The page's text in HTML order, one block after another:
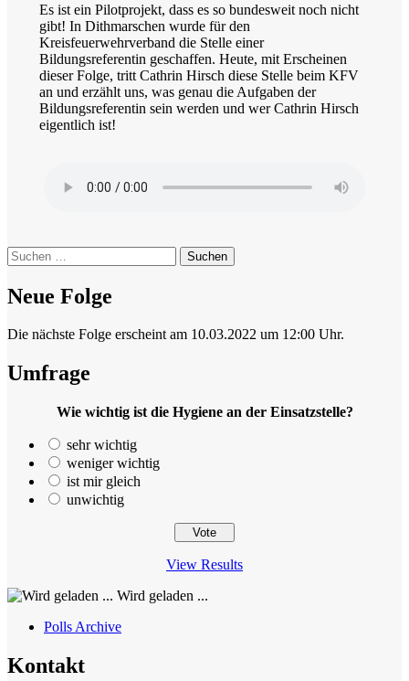
Es ist ein Pilotprojekt, dass es so bundesweit noch nicht
gibt! In Dithmarschen wurde für den
Kreisfeuerwehrverband die Stelle einer
Bildungsreferentin geschaffen. Heute, mit Erscheinen
dieser Folge, tritt Cathrin Hirsch diese Stelle beim KFV
an und erzählt uns, was genau die Aufgaben der
Bildungsreferentin sein werden und wer Cathrin Hirsch
eigentlich ist!
Suchen
nach:
Neue Folge
Die nächste Folge erscheint am 10.03.2022 um 12:00 Uhr.
Umfrage
Wie wichtig ist die Hygiene an der Einsatzstelle?
sehr wichtig
weniger wichtig
ist mir gleich
unwichtig
View Results
Wird geladen ...
Polls Archive
Kontakt